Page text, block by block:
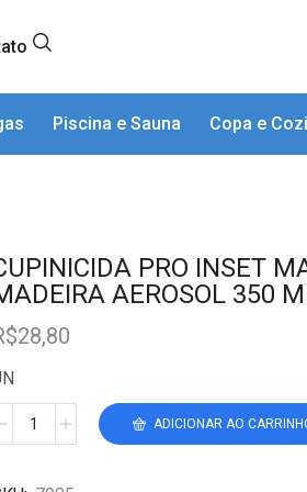
Piscina e Sauna Copa e
PRO INSET
AEROSOL 350
28,80
ADICIONAR AO